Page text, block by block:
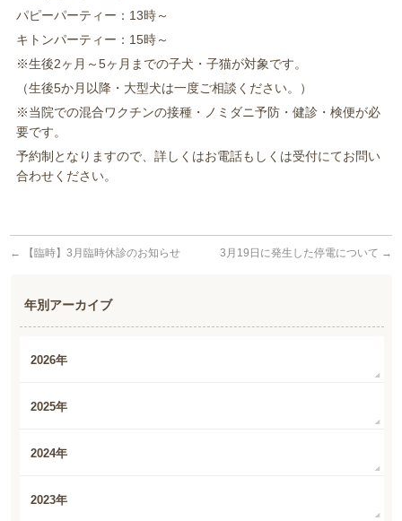
パピーパーティー：13時～
キトンパーティー：15時～
※生後2ヶ月～5ヶ月までの子犬・子猫が対象です。
（生後5か月以降・大型犬は一度ご相談ください。）
※当院での混合ワクチンの接種・ノミダニ予防・健診・検便が必
要です。
予約制となりますので、詳しくはお電話もしくは受付にてお問い
合わせください。
← 【臨時】3月臨時休診のお知らせ 3月19日に発生した停電について →
年別アーカイブ
2026年
2025年
2024年
2023年